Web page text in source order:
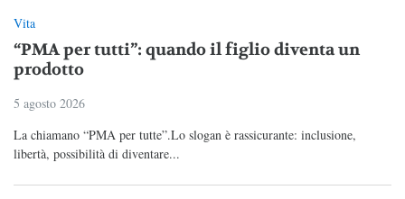
Vita
“PMA per tutti”: quando il figlio diventa un
prodotto
5 agosto 2026
La chiamano “PMA per tutte”.Lo slogan è rassicurante: inclusione,
libertà, possibilità di diventare...